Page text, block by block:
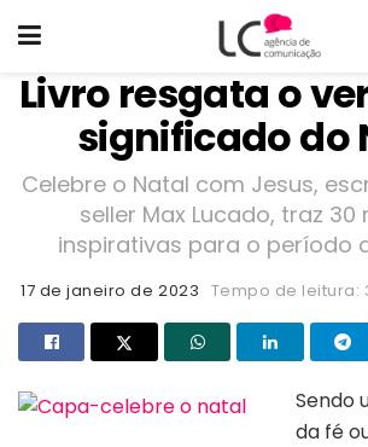
Livro resgata o
significado do
Celebre o Natal com Jesus,
seller Max Lucado, traz 30
inspirativas para o período
17 de janeiro de 2023 Tempo de leitura:
Sendo
da fé